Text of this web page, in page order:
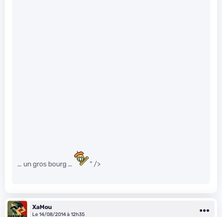
… un gros bourg … " />
XaMou
Le 14/08/2014 à 12h35